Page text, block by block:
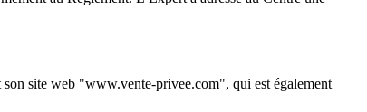
son site web "www.vente-privee.com", qui est également